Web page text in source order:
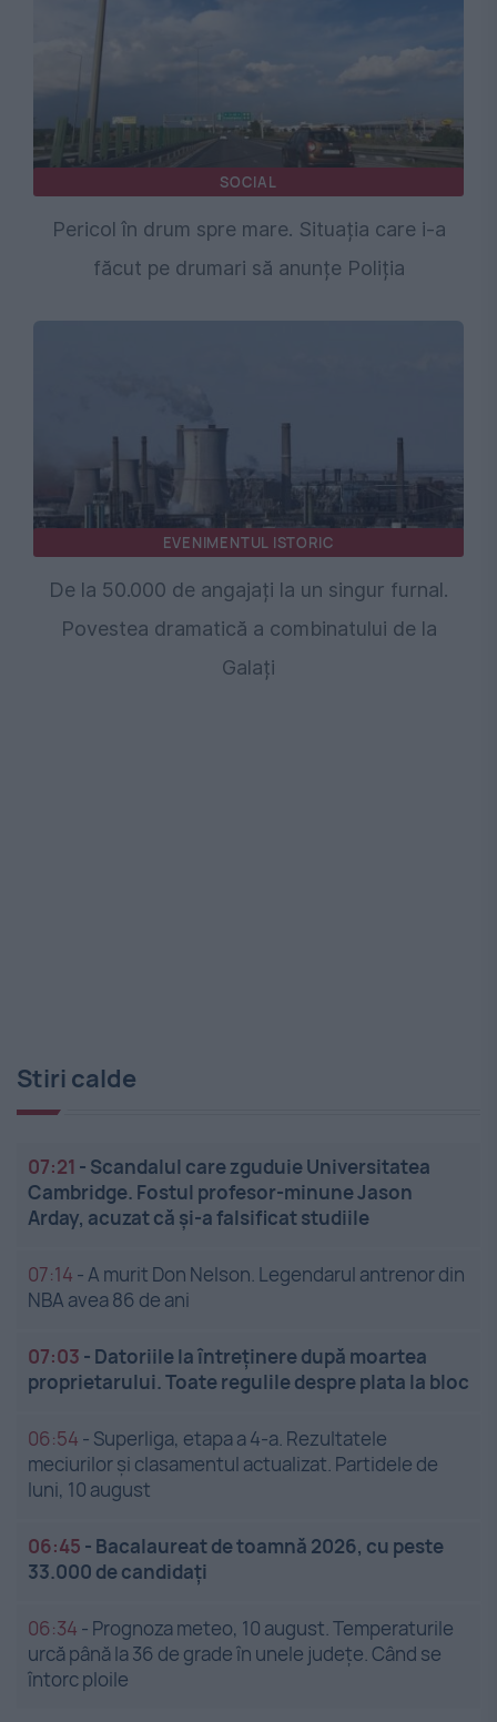
SOCIAL
Pericol în drum spre mare. Situația care i-a
făcut pe drumari să anunțe Poliția
EVENIMENTUL ISTORIC
De la 50.000 de angajați la un singur furnal.
Povestea dramatică a combinatului de la
Galați
Stiri calde
07:21 - Scandalul care zguduie Universitatea
Cambridge. Fostul profesor-minune Jason
Arday, acuzat că și-a falsificat studiile
07:14 -A murit Don Nelson. Legendarul antrenor din
NBA avea 86 de ani
07:03 - Datoriile la întreținere după moartea
proprietarului. Toate regulile despre plata la bloc
06:54 - Superliga, etapa a 4-a. Rezultatele
meciurilor și clasamentul actualizat. Partidele de
luni, 10 august
06:45 - Bacalaureat de toamnă 2026, cu peste
33.000 de candidați
06:34 - Prognoza meteo, 10 august. Temperaturile
urcă până la 36 de grade în unele județe. Când se
întorc ploile